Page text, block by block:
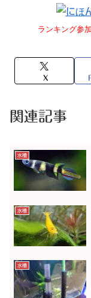
ランキング参
X
関連記事
水槽
水槽
水槽